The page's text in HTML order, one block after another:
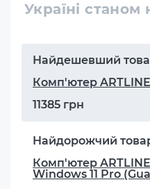
Україні станом
Найдешевший
Комп'ютер
11385 грн
Найдорожчий
Комп'ютер
Windows 11 Pro